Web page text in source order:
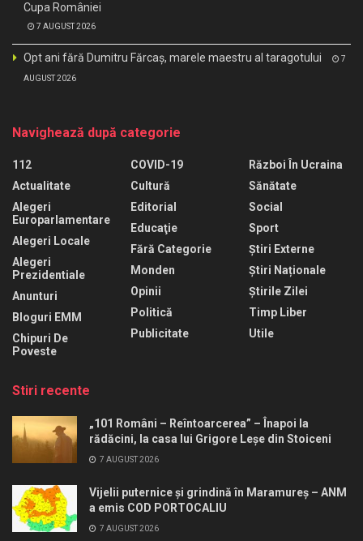
Cupa României
7 AUGUST 2026
Opt ani fără Dumitru Fărcaș, marele maestru al taragotului 7
AUGUST 2026
Navighează după categorie
112
Actualitate
Alegeri
Europarlamentare
Alegeri Locale
Alegeri
Prezidentiale
Anunturi
Bloguri EMM
Chipuri De
Poveste
COVID-19
Cultură
Editorial
Educaţie
Fără Categorie
Monden
Opinii
Politică
Publicitate
Război În Ucraina
Sănătate
Social
Sport
Știri Externe
Știri Naționale
Știrile Zilei
Timp Liber
Utile
Stiri recente
„101 Români – Reîntoarcerea” – Înapoi la
rădăcini, la casa lui Grigore Leșe din Stoiceni
7 AUGUST 2026
Vijelii puternice și grindină în Maramureș – ANM
a emis COD PORTOCALIU
7 AUGUST 2026